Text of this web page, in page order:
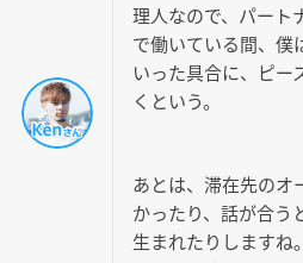
理人なので、パート
で働いている間、僕
いった具合に、ピー
くという。
あとは、滞在先のオ
かったり、話が合う
生まれたりしますね